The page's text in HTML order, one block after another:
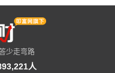
少走弯路
人